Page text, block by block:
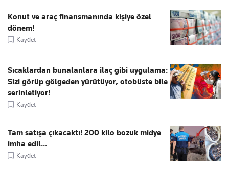
Konut ve araç finansmanında kişiye özel
dönem!
Kaydet
Sıcaklardan bunalanlara ilaç gibi uygulama:
Sizi görüp gölgeden yürütüyor, otobüste bile
serinletiyor!
Kaydet
Tam satışa çıkacaktı! 200 kilo bozuk midye
imha edil...
Kaydet